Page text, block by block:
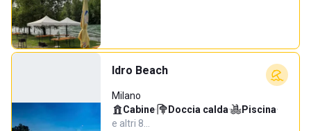
Idro Beach
Milano
Cabine· Doccia calda· Piscina·
e altri 8…